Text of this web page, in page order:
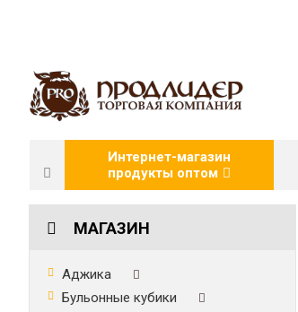
Интернет-магазин
продукты оптом
МАГАЗИН
Аджика
Бульонные кубики